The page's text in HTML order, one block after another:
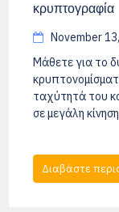
κρυπτογραφία
November
Μάθετε για το
ταχύτητά του
σε μεγάλη
Διαβάστε